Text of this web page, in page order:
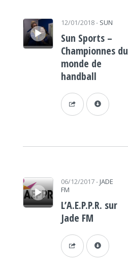
Lecteur audio 12/01/2018- SUN
Sun Sports –
Championnes du
monde de
handball
Lecteur audio 06/12/2017- JADE
FM
L’A.E.P.P.R. sur
Jade FM